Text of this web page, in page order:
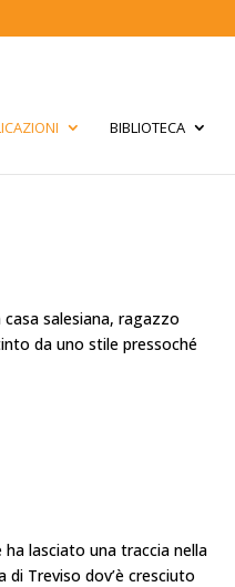
BIBLIOTECA
salesiana, ragazzo
da uno stile pressoché
lasciato una traccia nella
Treviso dov’è cresciuto